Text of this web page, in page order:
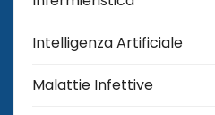
Intelligenza Artificiale
Malattie Infettive